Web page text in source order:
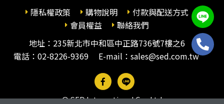
隱私權政策 購物說明
付款與配送方式
會員權益
聯絡我們
地址：235新北市中和區中正路736號7樓之6
電話： 02-8226-9369 E-mail：sales@sed.com.tw
© SED International Co., Ltd